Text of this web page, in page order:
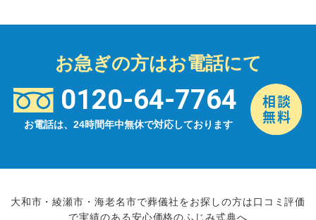
お急ぎの方はお電話にて
0120-64-7764
お電話は、24時間年中無休で対応しております
大和市・綾瀬市・海老名市で葬儀社をお探しの方は口コミ評価
で実績のある安心価格のふじみ式典へ